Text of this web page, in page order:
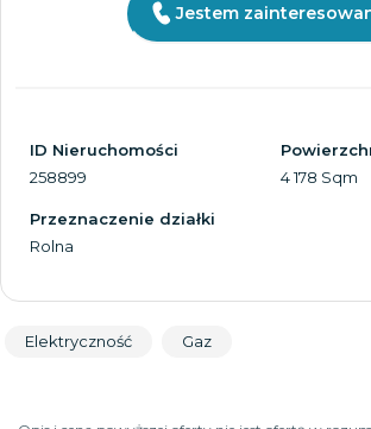
Jestem
ID Nieruchomości
258899
4 178 Sqm
Przeznaczenie działki
Rolna
Elektryczność Gaz